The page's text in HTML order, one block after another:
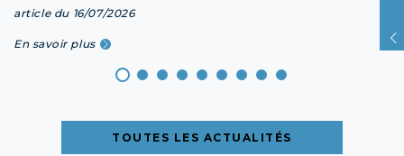
article du 16/07/2026
En savoir plus
TOUTES LES ACTUALITÉS